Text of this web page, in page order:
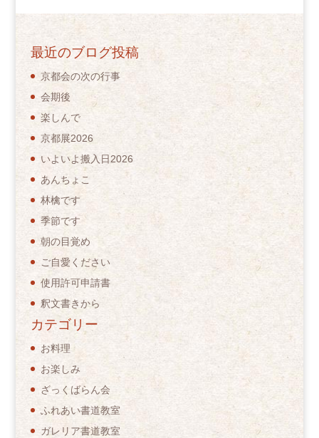
最近のブログ投稿
京都会の次の行事
会期後
楽しんで
京都展2026
いよいよ搬入日2026
あんちょこ
林檎です
季節です
朝の目覚め
ご自愛ください
使用許可申請書
釈文書きから
カテゴリー
お料理
お楽しみ
ざっくばらん会
ふれあい書道教室
ガレリア書道教室